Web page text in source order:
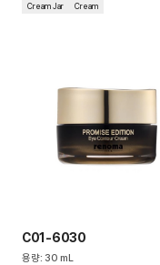
Cream Jar Cream
C01-6030
용량: 30 mL